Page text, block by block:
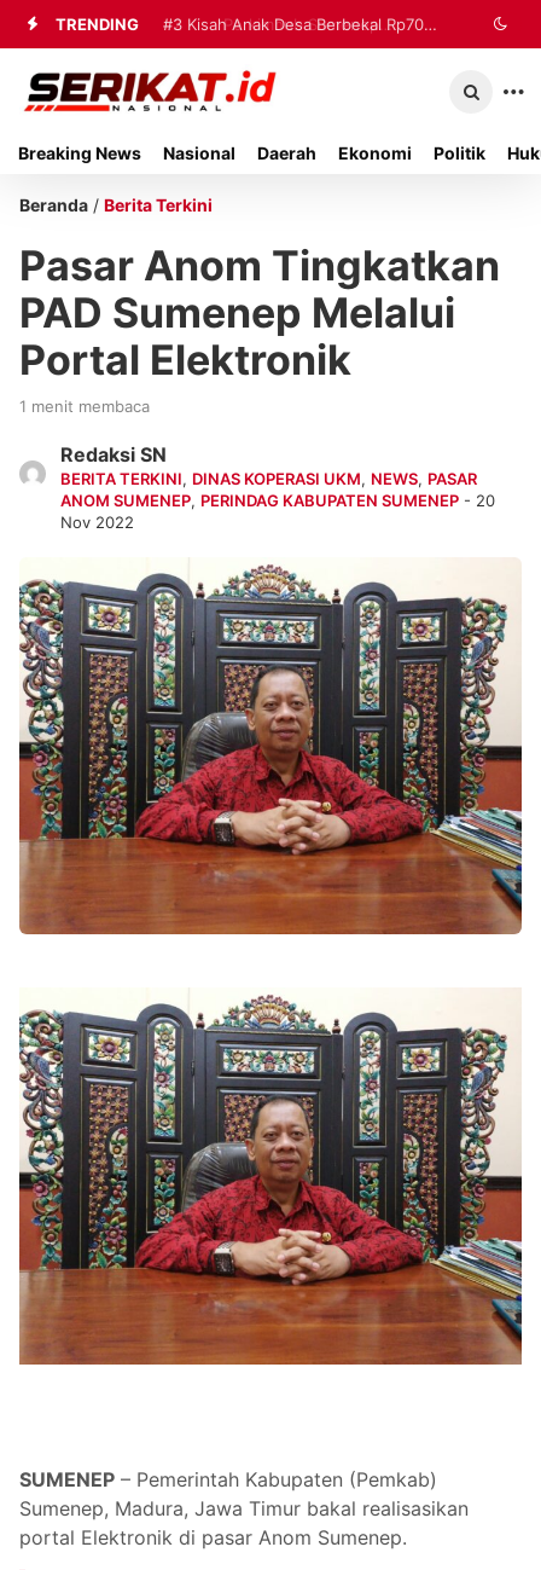
TRENDING #2 Perkimhub Sumenep
Matangkan Pelaksanaan RTLH 2026,
#3 Kisah Anak Desa Berbekal Rp70
Ribu Jadi Referensi Akademik
Breaking News Nasional Daerah Ekonomi Politik
Beranda / Berita Terkini
Pasar Anom Tingkatkan
PAD Sumenep Melalui
Portal Elektronik
1 menit membaca
Redaksi SN
BERITA TERKINI, DINAS KOPERASI UKM, NEWS, PASAR
ANOM SUMENEP, PERINDAG KABUPATEN SUMENEP - 20
Nov 2022
SUMENEP – Pemerintah Kabupaten (Pemkab)
Sumenep, Madura, Jawa Timur bakal realisasikan
portal Elektronik di pasar Anom Sumenep.